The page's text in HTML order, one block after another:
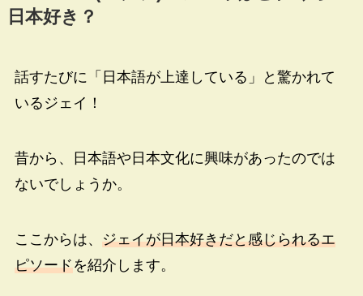
日本好き？
話すたびに「日本語が上達している」と驚かれて
いるジェイ！
昔から、日本語や日本文化に興味があったのでは
ないでしょうか。
ここからは、 ジェイが日本好きだと感じられるエ
ピソードを紹介します。